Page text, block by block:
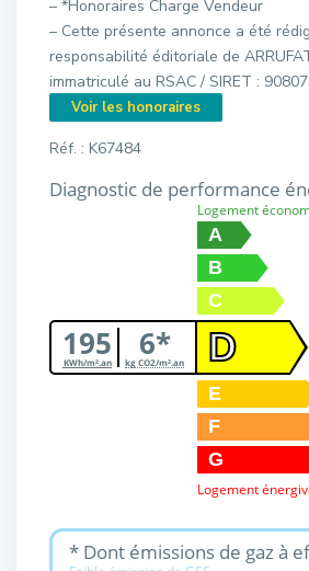
– *Honoraires Charge Vendeur
– Cette présente annonce a été
responsabilité éditoriale de
immatriculé au RSAC / SIRET :
Voir les honoraires
Réf. : K67484
Diagnostic de performance
195
KWh/m².an 6*
kg CO2/m².an
Logement
A
B
C
D
E
F
G
Logement
* Dont émissions de gaz à